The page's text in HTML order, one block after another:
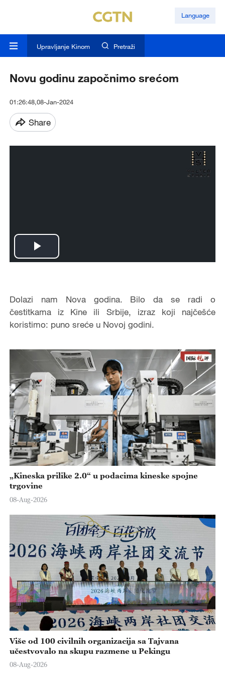
Language
Upravljanje Kinom Pretraži
Novu godinu započnimo srećom
01:26:48,08-Jan-2024
Share
Play
Dolazi nam Nova godina. Bilo da se radi o
čestitkama iz Kine ili Srbije, izraz koji najčešće
koristimo: puno sreće u Novoj godini.
„Kineska prilike 2.0“ u podacima kineske spojne
trgovine
08-Aug-2026
Više od 100 civilnih organizacija sa Tajvana
učestvovalo na skupu razmene u Pekingu
08-Aug-2026